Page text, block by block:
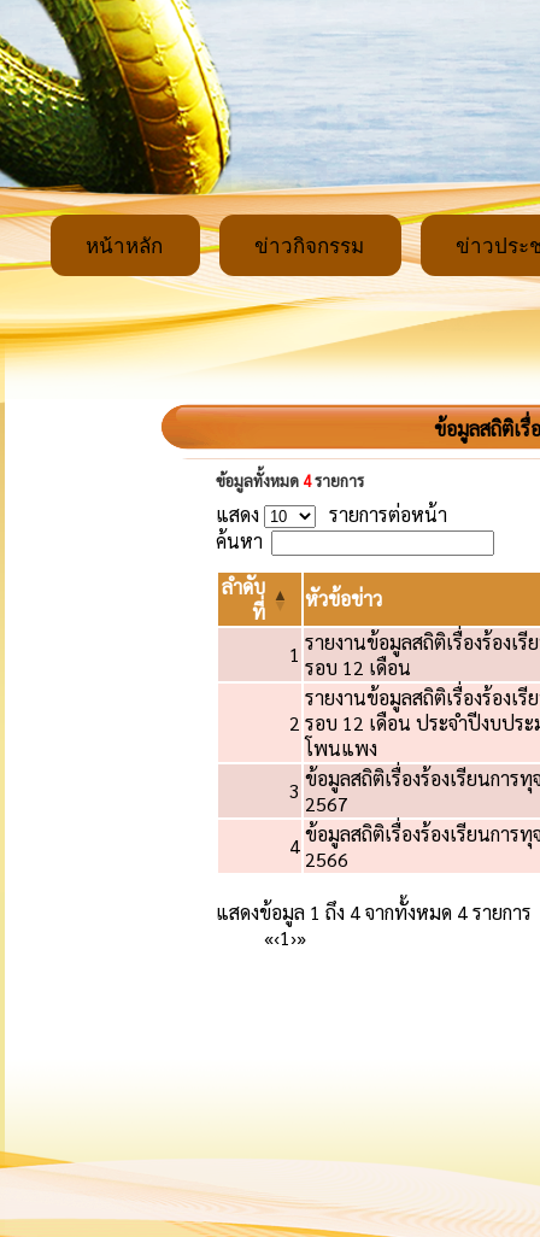
หน้าหลัก ข่าวกิจกรรม ข่าวประ
ข้อมูลสถิติเรื่
ข้อมูลทั้งหมด 4รายการ
แสดง
รายการต่อหน้า
ค้นหา
ลำดับ
ที่
หัวข้อข่าว
1 รายงานข้อมูลสถิติเรื่องร้องเ
รอบ 12 เดือน
2
รายงานข้อมูลสถิติเรื่องร้องเ
รอบ 12 เดือน ประจำปีงบปร
โพนแพง
3 ข้อมูลสถิติเรื่องร้องเรียนกา
2567
4ข้อมูลสถิติเรื่องร้องเรียนกา
2566
แสดงข้อมูล 1 ถึง 4 จากทั้งหมด 4 รายการ
«‹1›»